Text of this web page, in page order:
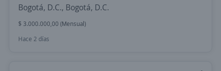
Bogotá, D.C., Bogotá, D.C.
$ 3.000.000,00 (Mensual)
Hace 2 días